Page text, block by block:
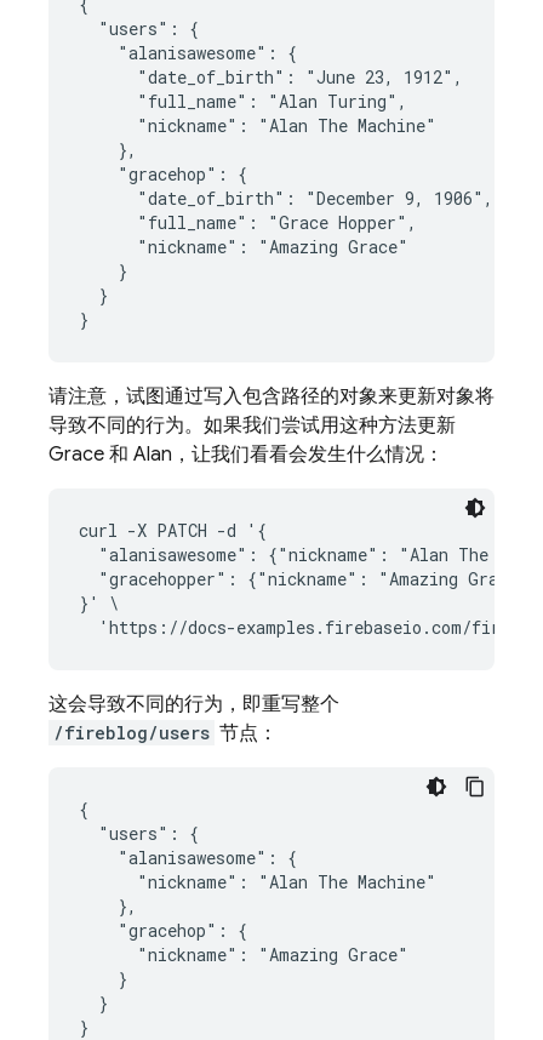
  "users": {
    "alanisawesome": {
      "date_of_birth": "June 23, 1912",
      "full_name": "Alan Turing",
      "nickname": "Alan The Machine"
    },
    "gracehop": {
      "date_of_birth": "December 9, 1906",
      "full_name": "Grace Hopper",
      "nickname": "Amazing Grace"
    }
  }
}
请注意，试图通过写入包含路径的对象来更新对象将
导致不同的行为。如果我们尝试用这种方法更新
Grace 和 Alan，让我们看看会发生什么情况：
curl -X PATCH -d '{
"alanisawesome": {"nickname": "Alan The
  "gracehopper": {"nickname": "Amazing Grace"}
}' \
这会导致不同的行为，即重写整个
/fireblog/users 节点：
{
  "users": {
    "alanisawesome": {
      "nickname": "Alan The Machine"
    },
    "gracehop": {
      "nickname": "Amazing Grace"
    }
  }
}